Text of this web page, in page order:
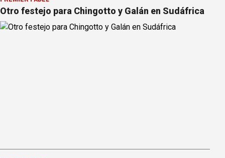
Otro festejo para Chingotto y Galán en Sudáfrica